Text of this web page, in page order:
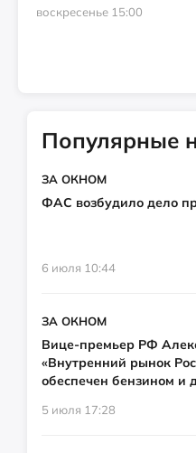
воскресенье 15:00
Популярные
ЗА ОКНОМ
ФАС возбудило дело
6 июля 10:44
ЗА ОКНОМ
Вице-премьер РФ
«Внутренний рынок
обеспечен бензином и
5 июля 17:28